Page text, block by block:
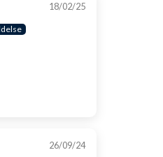
18/02/25
26/09/24